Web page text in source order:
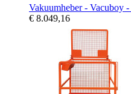
Vakuumheber - Vacuboy
€ 8.049,16